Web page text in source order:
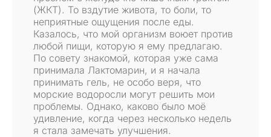
(ЖКТ). То вздутие живота, то боли, то
неприятные ощущения после еды.
Казалось, что мой организм воюет против
любой пищи, которую я ему предлагаю.
По совету знакомой, которая уже сама
принимала Лактомарин, и я начала
принимать гель, не особо веря, что
морские водоросли могут решить мои
проблемы. Однако, каково было моё
удивление, когда через несколько недель
я стала замечать улучшения.